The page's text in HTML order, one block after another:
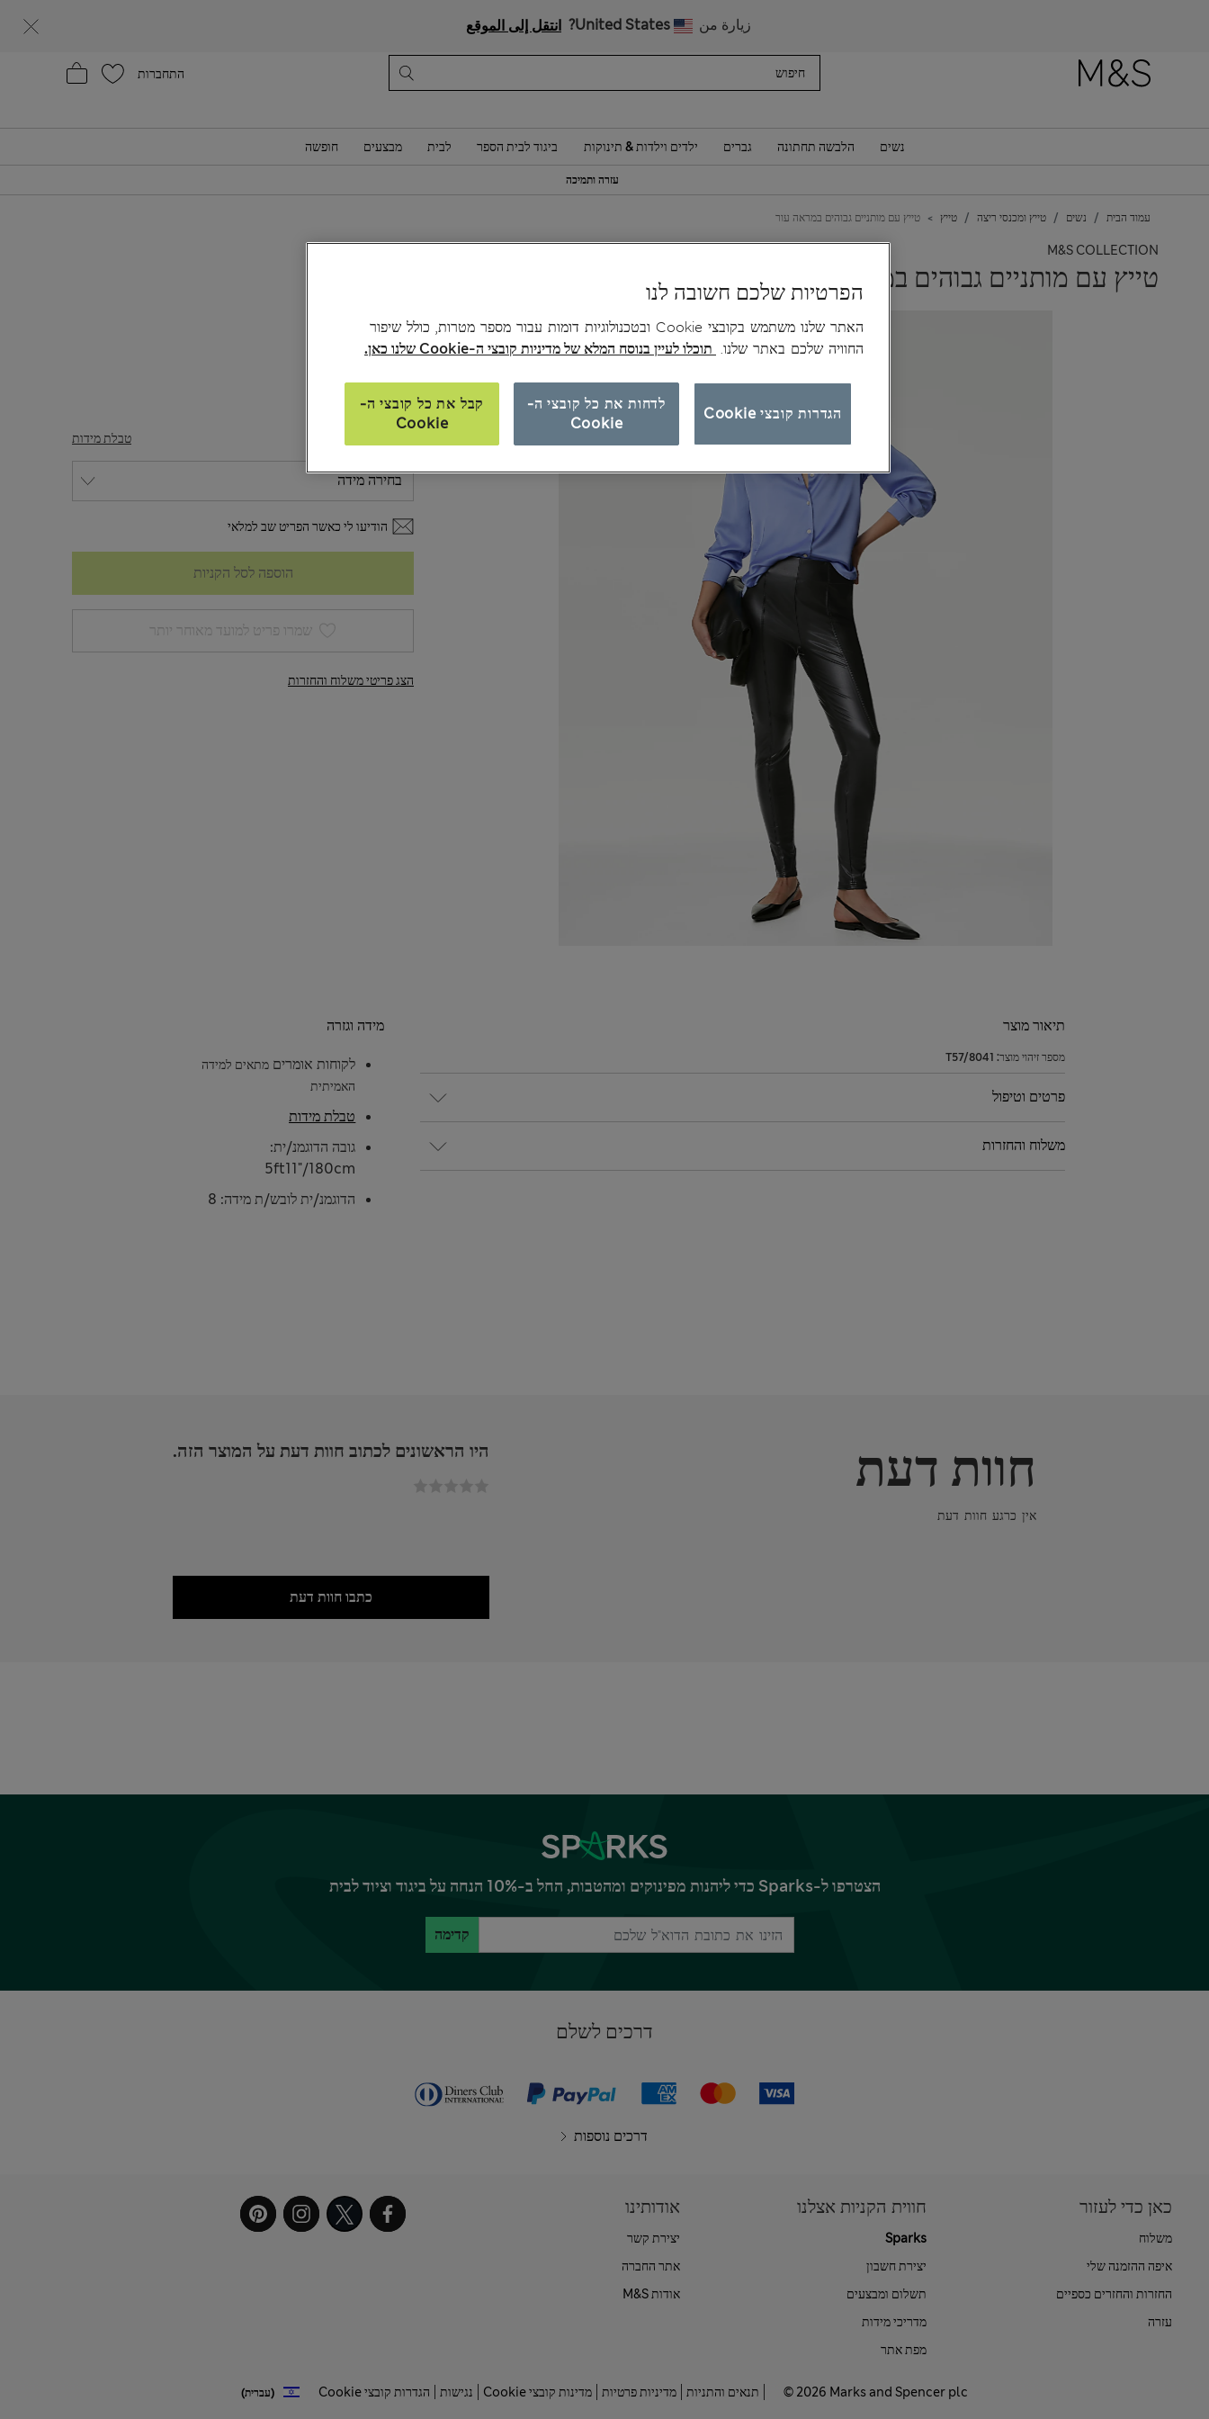
زيارة من United States? انتقل إلى الموقع
התחברות
נשים הלבשה תחתונה גברים ילדים וילדות & תינוקות ביגוד לבית הספר לבית מבצעים חופשה
עזרה ותמיכה
עמוד הבית נשים טייץ ומכנסי ריצה טייץ טייץ עם מותניים גבוהים במראה עור
M&S COLLECTION
טייץ עם מותניים גבוהים במראה עור
₪155,00
אזל מהמלאי
טבלת מידות
הודיעו לי כאשר הפריט שב למלאי
הוספה לסל הקניות
שמרו פריט למועד מאוחר יותר
הצג פריטי משלוח והחזרות
תיאור מוצר
מספר זיהוי מוצר: T57/8041
פרטים וטיפול
משלוח והחזרות
מידה וגזרה
לקוחות אומרים מתאים למידה
האמיתית
גובה הדוגמנ/ית:
5ft11"/180cm
הדוגמנ/ית לובש/ת מידה: 8
טבלת מידות
חוות דעת
אין כרגע חוות דעת
היו הראשונים לכתוב חוות דעת על המוצר הזה.
כתבו חוות דעת
הצטרפו ל-Sparks כדי ליהנות מפינוקים ומהטבות, החל ב-10% הנחה על ביגוד וציוד לבית
קדימה
דרכים לשלם
דרכים נוספות
כאן כדי לעזור
משלוח
איפה ההזמנה שלי
החזרות והחזרים כספיים
עזרה
חווית הקניות אצלנו
Sparks
יצירת חשבון
תשלום ומבצעים
מדריכי מידות
מפת אתר
אודותינו
יצירת קשר
אתר החברה
אודות M&S
‎© 2026 Marks and Spencer plc תנאים והתניות מדיניות פרטיות מדינות קובצי Cookie נגישות הגדרות קובצי Cookie (עברית)
הפרטיות שלכם חשובה לנו
האתר שלנו משתמש בקובצי Cookie ובטכנולוגיות דומות עבור מספר מטרות, כולל שיפור
החוויה שלכם באתר שלנו. תוכלו לעיין בנוסח המלא של מדיניות קובצי ה-Cookie שלנו כאן.
לדחות את כל קובצי ה-
Cookie
קבל את כל קובצי ה-
Cookie
הגדרות קובצי Cookie